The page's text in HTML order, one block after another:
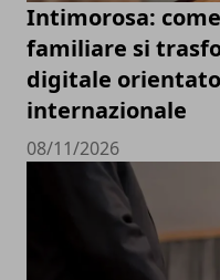
Intimorosa:
familiare si
digitale
internazionale
08/11/2026